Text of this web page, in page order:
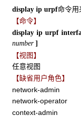
display ip urpf命令用
【命令】
display ipurpf
number]
【视图】
任意视图
【缺省用户角色】
network-admin
network-operator
context-admin